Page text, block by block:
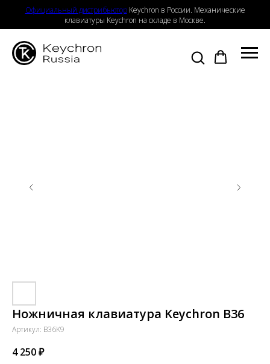
Официальный дистрибьютор Keychron в России. Механические
клавиатуры Keychron на складе в Москве.
Ножничная клавиатура Keychron B36
Артикул: B36K9
4 250₽